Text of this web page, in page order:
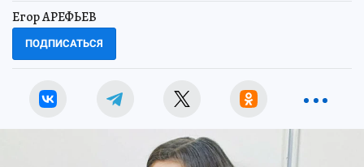
Егор АРЕФЬЕВ
ПОДПИСАТЬСЯ